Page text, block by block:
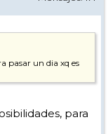
pasar un dia xq es
para